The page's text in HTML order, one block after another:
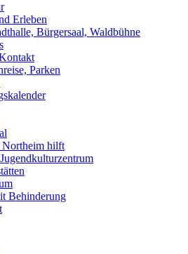
Erleben
Bürgersaal, Waldbühne
Parken
hilft
Behinderung